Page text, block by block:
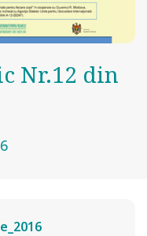
Nr.12 din